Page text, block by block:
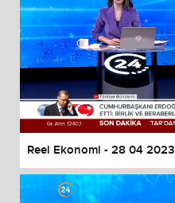
Reel Ekonomi - 28 04 2023